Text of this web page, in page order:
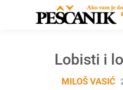
Lobisti i
MILOŠ VASIĆ